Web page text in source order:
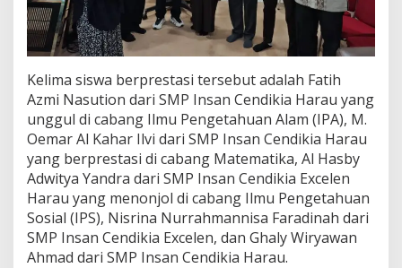
f
i
n
O
S
N
Kelima siswa berprestasi tersebut adalah Fatih
Azmi Nasution dari SMP Insan Cendikia Harau yang
unggul di cabang Ilmu Pengetahuan Alam (IPA), M.
Oemar Al Kahar Ilvi dari SMP Insan Cendikia Harau
yang berprestasi di cabang Matematika, Al Hasby
Adwitya Yandra dari SMP Insan Cendikia Excelen
Harau yang menonjol di cabang Ilmu Pengetahuan
Sosial (IPS), Nisrina Nurrahmannisa Faradinah dari
SMP Insan Cendikia Excelen, dan Ghaly Wiryawan
Ahmad dari SMP Insan Cendikia Harau.